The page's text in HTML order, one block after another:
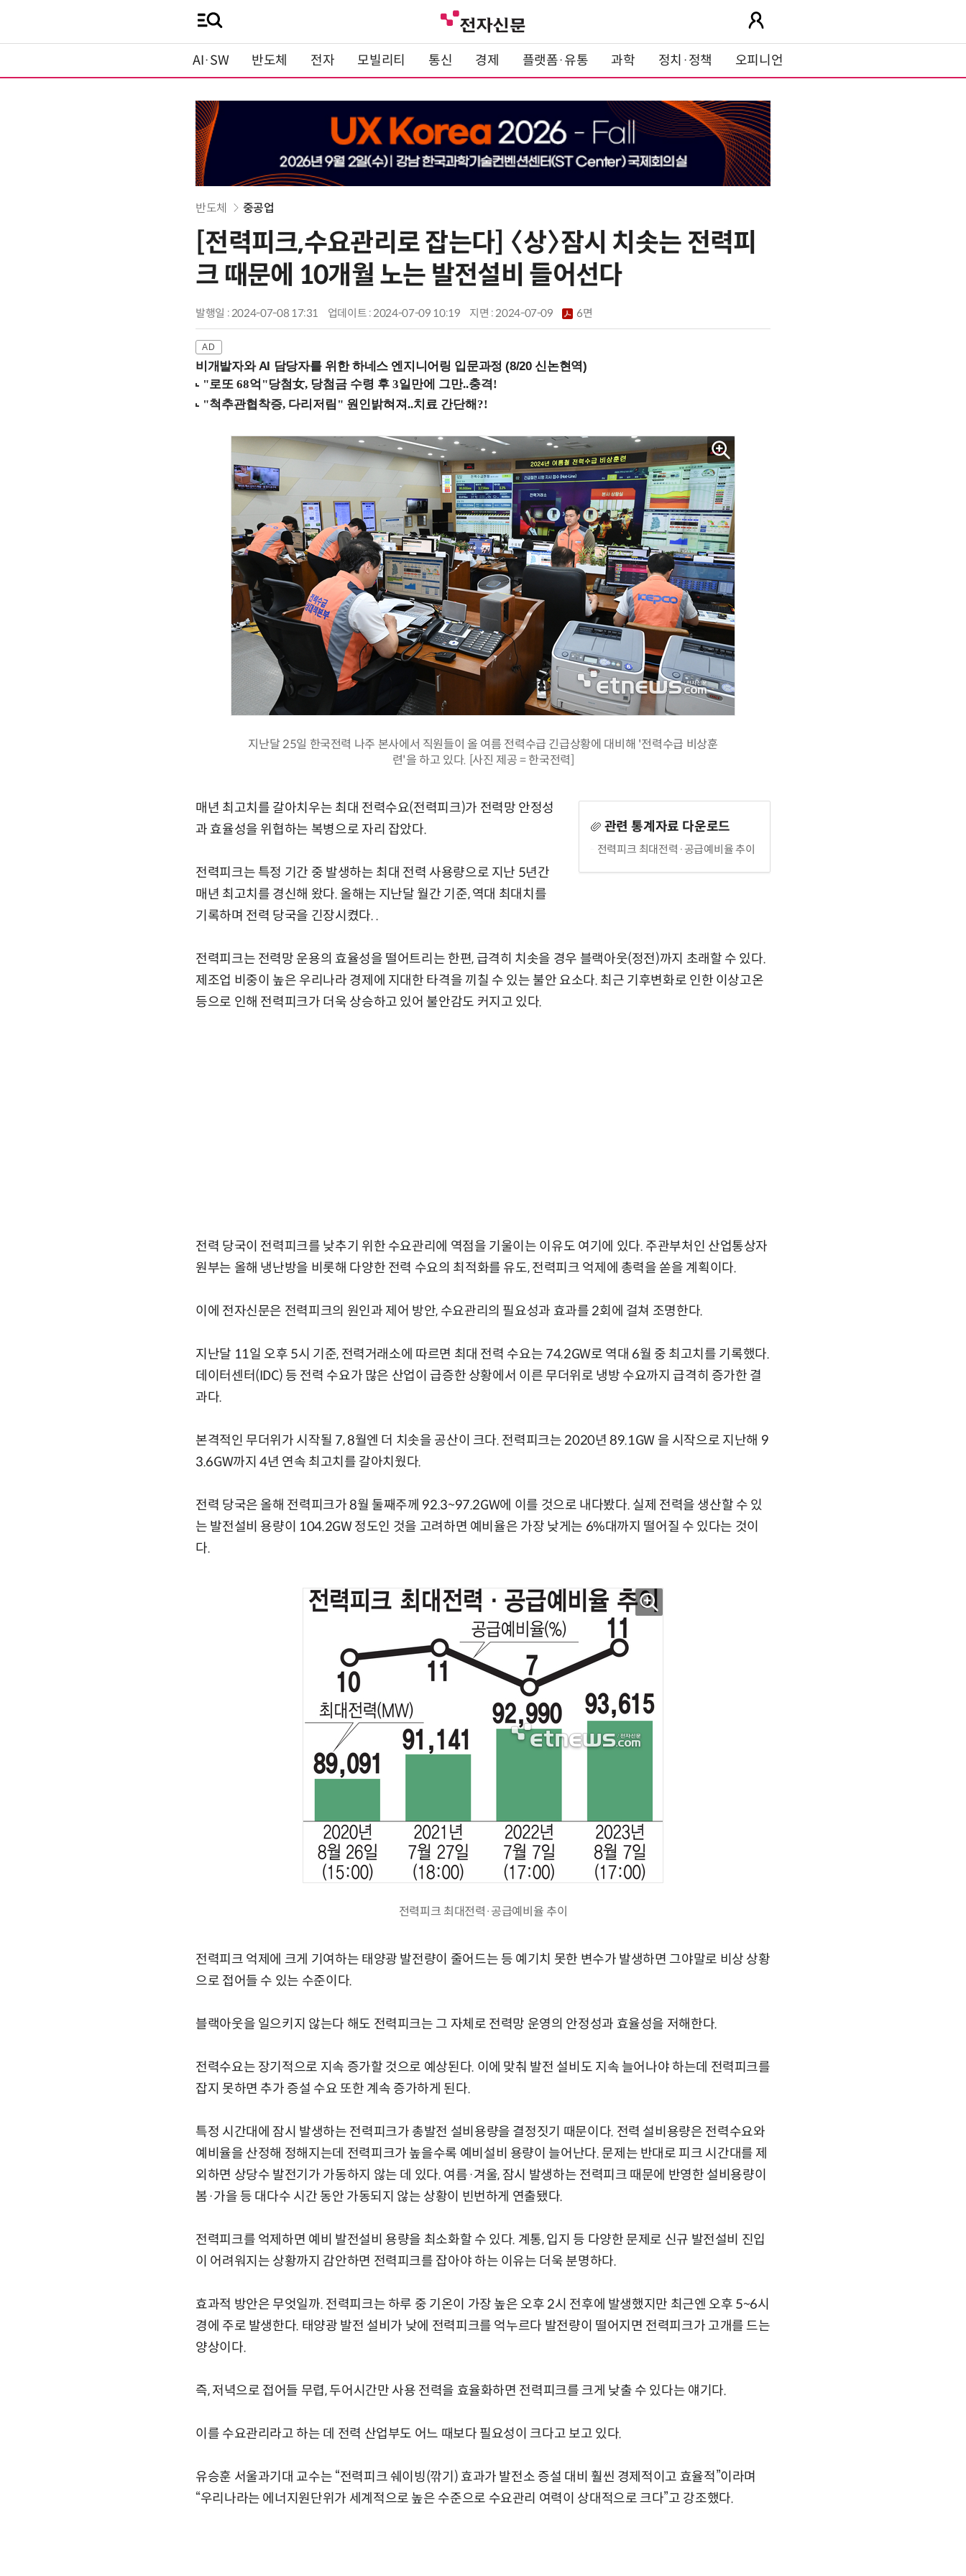
AI·SW 반도체 전자 모빌리티 통신 경제 플랫폼·유통 과학 정치·정책 오피니언
반도체 중공업
[전력피크,수요관리로 잡는다] 〈상〉잠시 치솟는 전력피
크 때문에 10개월 노는 발전설비 들어선다
발행일 : 2024-07-08 17:31 업데이트 : 2024-07-09 10:19 지면 :2024-07-09 6면
비개발자와 AI 담당자를 위한 하네스 엔지니어링 입문과정 (8/20 신논현역)
지난달 25일 한국전력 나주 본사에서 직원들이 올 여름 전력수급 긴급상황에 대비해 '전력수급 비상훈
련'을 하고 있다. [사진 제공 = 한국전력]
관련 통계자료 다운로드
전력피크 최대전력·공급예비율 추이
매년 최고치를 갈아치우는 최대 전력수요(전력피크)가 전력망 안정성
과 효율성을 위협하는 복병으로 자리 잡았다.
전력피크는 특정 기간 중 발생하는 최대 전력 사용량으로 지난 5년간
매년 최고치를 경신해 왔다. 올해는 지난달 월간 기준, 역대 최대치를
기록하며 전력 당국을 긴장시켰다. .
전력피크는 전력망 운용의 효율성을 떨어트리는 한편, 급격히 치솟을 경우 블랙아웃(정전)까지 초래할 수 있다.
제조업 비중이 높은 우리나라 경제에 지대한 타격을 끼칠 수 있는 불안 요소다. 최근 기후변화로 인한 이상고온
등으로 인해 전력피크가 더욱 상승하고 있어 불안감도 커지고 있다.
전력 당국이 전력피크를 낮추기 위한 수요관리에 역점을 기울이는 이유도 여기에 있다. 주관부처인 산업통상자
원부는 올해 냉난방을 비롯해 다양한 전력 수요의 최적화를 유도, 전력피크 억제에 총력을 쏟을 계획이다.
이에 전자신문은 전력피크의 원인과 제어 방안, 수요관리의 필요성과 효과를 2회에 걸쳐 조명한다.
지난달 11일 오후 5시 기준, 전력거래소에 따르면 최대 전력 수요는 74.2GW로 역대 6월 중 최고치를 기록했다.
데이터센터(IDC) 등 전력 수요가 많은 산업이 급증한 상황에서 이른 무더위로 냉방 수요까지 급격히 증가한 결
과다.
본격적인 무더위가 시작될 7, 8월엔 더 치솟을 공산이 크다. 전력피크는 2020년 89.1GW 을 시작으로 지난해 9
3.6GW까지 4년 연속 최고치를 갈아치웠다.
전력 당국은 올해 전력피크가 8월 둘째주께 92.3~97.2GW에 이를 것으로 내다봤다. 실제 전력을 생산할 수 있
는 발전설비 용량이 104.2GW 정도인 것을 고려하면 예비율은 가장 낮게는 6%대까지 떨어질 수 있다는 것이
다.
전력피크 최대전력·공급예비율 추이
전력피크 억제에 크게 기여하는 태양광 발전량이 줄어드는 등 예기치 못한 변수가 발생하면 그야말로 비상 상황
으로 접어들 수 있는 수준이다.
블랙아웃을 일으키지 않는다 해도 전력피크는 그 자체로 전력망 운영의 안정성과 효율성을 저해한다.
전력수요는 장기적으로 지속 증가할 것으로 예상된다. 이에 맞춰 발전 설비도 지속 늘어나야 하는데 전력피크를
잡지 못하면 추가 증설 수요 또한 계속 증가하게 된다.
특정 시간대에 잠시 발생하는 전력피크가 총발전 설비용량을 결정짓기 때문이다. 전력 설비용량은 전력수요와
예비율을 산정해 정해지는데 전력피크가 높을수록 예비설비 용량이 늘어난다. 문제는 반대로 피크 시간대를 제
외하면 상당수 발전기가 가동하지 않는 데 있다. 여름·겨울, 잠시 발생하는 전력피크 때문에 반영한 설비용량이
봄·가을 등 대다수 시간 동안 가동되지 않는 상황이 빈번하게 연출됐다.
전력피크를 억제하면 예비 발전설비 용량을 최소화할 수 있다. 계통, 입지 등 다양한 문제로 신규 발전설비 진입
이 어려워지는 상황까지 감안하면 전력피크를 잡아야 하는 이유는 더욱 분명하다.
효과적 방안은 무엇일까. 전력피크는 하루 중 기온이 가장 높은 오후 2시 전후에 발생했지만 최근엔 오후 5~6시
경에 주로 발생한다. 태양광 발전 설비가 낮에 전력피크를 억누르다 발전량이 떨어지면 전력피크가 고개를 드는
양상이다.
즉, 저녁으로 접어들 무렵, 두어시간만 사용 전력을 효율화하면 전력피크를 크게 낮출 수 있다는 얘기다.
이를 수요관리라고 하는 데 전력 산업부도 어느 때보다 필요성이 크다고 보고 있다.
유승훈 서울과기대 교수는 “전력피크 쉐이빙(깎기) 효과가 발전소 증설 대비 훨씬 경제적이고 효율적”이라며
“우리나라는 에너지원단위가 세계적으로 높은 수준으로 수요관리 여력이 상대적으로 크다”고 강조했다.